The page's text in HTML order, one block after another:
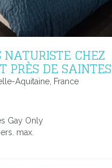
CHEZ
PRÈS DE SAINTES
Aquitaine, France
Gay Only
max.